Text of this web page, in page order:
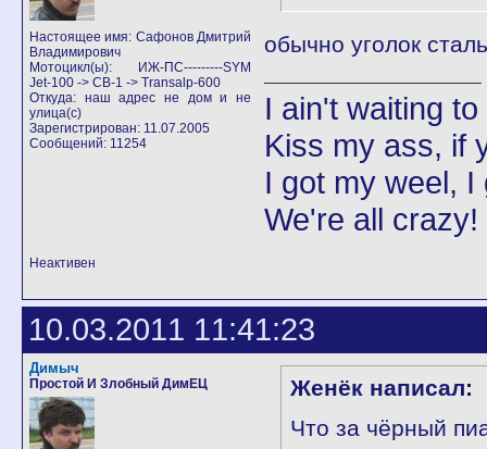
Настоящее имя: Сафонов Дмитрий
Владимирович
Мотоцикл(ы): ИЖ-ПС---------SYM
Jet-100 -> CB-1 -> Transalp-600
Откуда: наш адрес не дом и не
улица(с)
Зарегистрирован: 11.07.2005
Сообщений: 11254
обычно уголок
I ain't waiting
Kiss my ass, if
I got my weel,
We're all
Неактивен
10.03.2011 11:41:23
Димыч
Простой И Злобный ДимЕЦ
Женёк написал:
Что за чёрный